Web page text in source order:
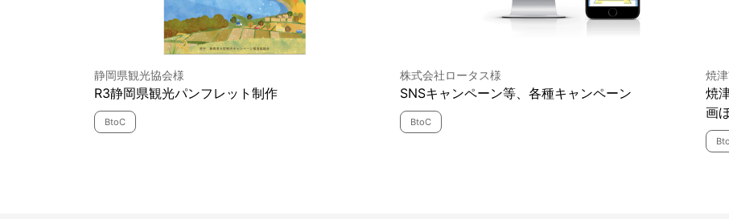
静岡県観光協会様
R3静岡県観光パンフレット制作
BtoC
株式会社ロータス様
SNSキャンペーン等、各種キャンペーン
BtoC
焼
焼
画